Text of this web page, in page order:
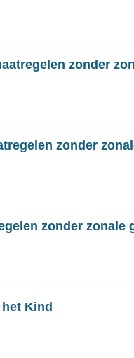
zonder
zonder
zonder zonale
Kind